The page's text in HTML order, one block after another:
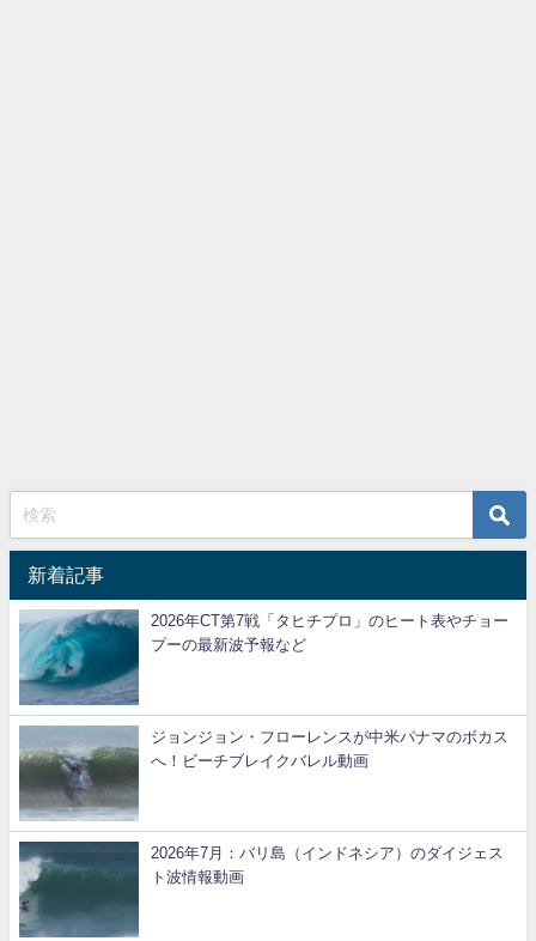
新着記事
2026年CT第7戦「タヒチプロ」のヒート表やチョー
プーの最新波予報など
ジョンジョン・フローレンスが中米パナマのボカス
へ！ビーチブレイクバレル動画
2026年7月：バリ島（インドネシア）のダイジェス
ト波情報動画